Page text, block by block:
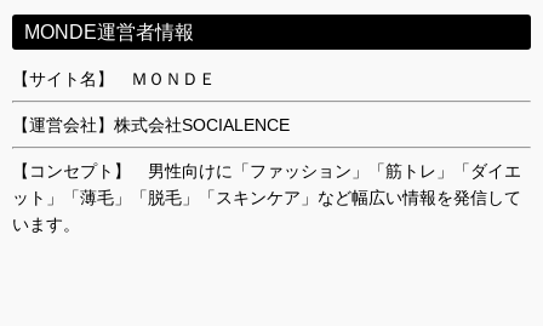
MONDE運営者情報
【サイト名】 ＭＯＮＤＥ
【運営会社】株式会社SOCIALENCE
【コンセプト】 男性向けに「ファッション」「筋トレ」「ダイエ
ット」「薄毛」「脱毛」「スキンケア」など幅広い情報を発信して
います。